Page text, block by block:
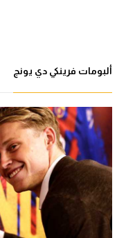
ألبومات فرينكي دي يونج